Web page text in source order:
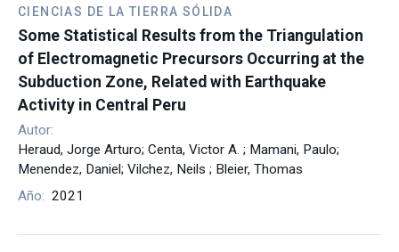
CIENCIAS DE LA TIERRA SÓLIDA
Some Statistical Results from the Triangulation
of Electromagnetic Precursors Occurring at the
Subduction Zone, Related with Earthquake
Activity in Central Peru
Autor:
Heraud, Jorge Arturo; Centa, Victor A. ; Mamani, Paulo;
Menendez, Daniel; Vilchez, Neils ; Bleier, Thomas
Año: 2021